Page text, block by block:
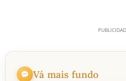
Vá mais fundo